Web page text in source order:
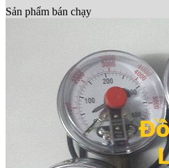
Sản phẩm bán chạy